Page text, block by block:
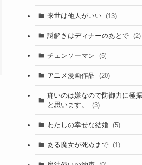
来世は他人がいい (13)
謎解きはディナーのあとで (2)
チェンソーマン (5)
アニメ漫画作品 (20)
痛いのは嫌なので防御力に極
と思います。
(3)
わたしの幸せな結婚 (5)
ある魔女が死ぬまで (1)